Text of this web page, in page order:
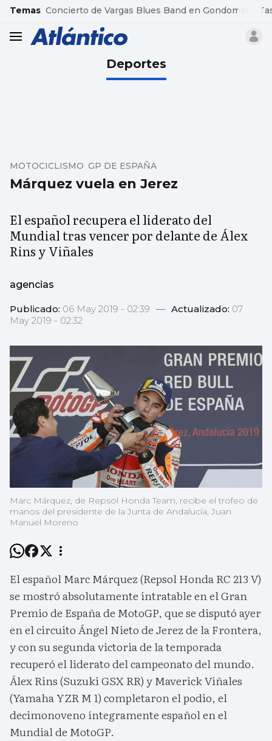
common.go-to-content
Temas Concierto de Vargas Blues Band en Gondomar
header.menu.open
Deportes
Márquez vuela en Jerez
MOTOCICLISMO GP DE ESPAÑA
El español recupera el liderato del
Mundial tras vencer por delante de Álex
Rins y Viñales
agencias
Publicado: 06 May 2019 - 02:39 — Actualizado: 07
May 2019 - 02:32
Marc Márquez, de Repsol Honda Team, recibe el trofeo de
manos del presidente de la Junta de Andalucía, Juan
Manuel Moreno
El español Marc Márquez (Repsol Honda RC 213 V)
se mostró absolutamente intratable en el Gran
Premio de España de MotoGP, que se disputó ayer
en el circuito Ángel Nieto de Jerez de la Frontera,
y con su segunda victoria de la temporada
recuperó el liderato del campeonato del mundo.
Álex Rins (Suzuki GSX RR) y Maverick Viñales
(Yamaha YZR M 1) completaron el podio, el
decimonoveno íntegramente español en el
Mundial de MotoGP.